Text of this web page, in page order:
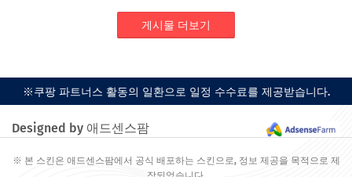
게시물 더보기
※쿠팡 파트너스 활동의 일환으로 일정 수수료를 제공받습니다.
Designed by 애드센스팜
※ 본 스킨은 애드센스팜에서 공식 배포하는 스킨으로, 정보 제공을 목적으로 제